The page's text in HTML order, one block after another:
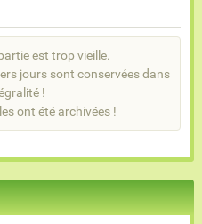
est trop vieille.
jours sont conservées dans
!
ont été archivées !